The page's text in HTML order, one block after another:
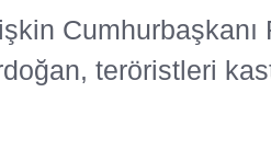
teröristleri